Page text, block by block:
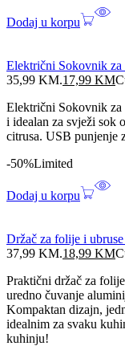
Dodaj u korpu
Električni Sokovnik za
35,99 KM.17,99 KM
Električni Sokovnik za
i idealan za svježi sok
citrusa. USB punjenje
-50%Limited
Dodaj u korpu
Držač za folije i ubruse
37,99 KM.18,99 KM
Praktični držač za
uredno čuvanje
Kompaktan dizajn,
idealnim za svaku
kuhinju!